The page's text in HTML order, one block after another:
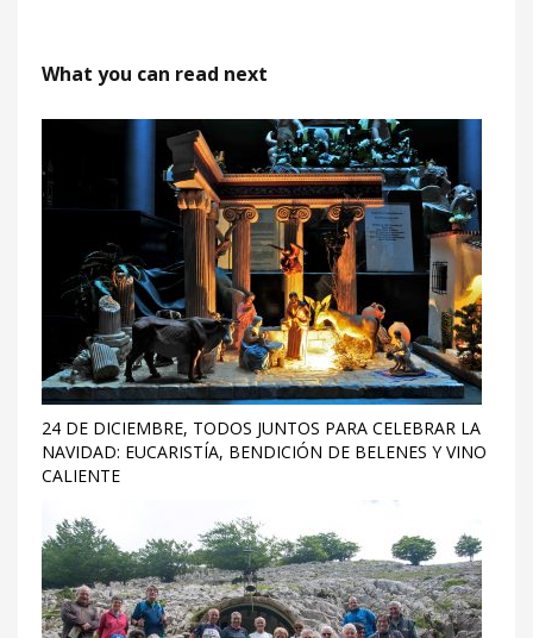
What you can read next
24 DE DICIEMBRE, TODOS JUNTOS PARA CELEBRAR LA
NAVIDAD: EUCARISTÍA, BENDICIÓN DE BELENES Y VINO
CALIENTE